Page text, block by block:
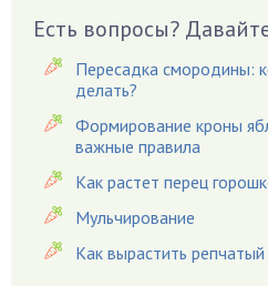
Вишня
Вредители
Гардения
Гацания
Гвоздики
Георгины
Герань
Гиацинт
Есть вопросы?
Пересадка смородины:
делать?
Формирование кроны
важные правила
Как растет перец
Мульчирование
Как вырастить репчатый